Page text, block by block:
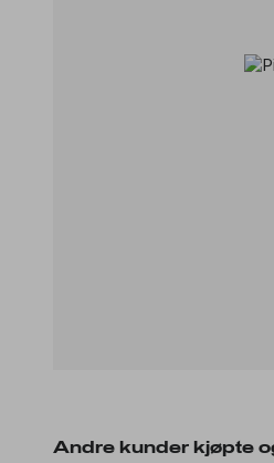
Andre kunder kjøpte